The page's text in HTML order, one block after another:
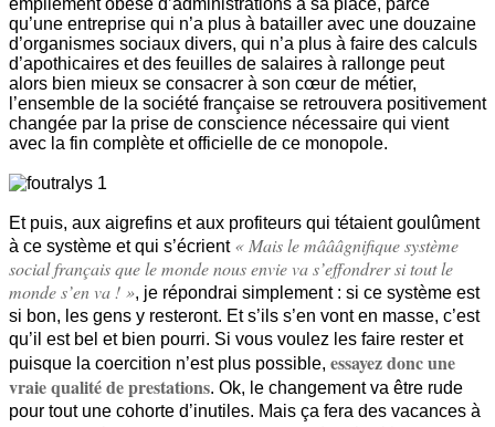
empilement obèse d’administrations à sa place, parce
qu’une entreprise qui n’a plus à batailler avec une douzaine
d’organismes sociaux divers, qui n’a plus à faire des calculs
d’apothicaires et des feuilles de salaires à rallonge peut
alors bien mieux se consacrer à son cœur de métier,
l’ensemble de la société française se retrouvera positivement
changée par la prise de conscience nécessaire qui vient
avec la fin complète et officielle de ce monopole.
Et puis, aux aigrefins et aux profiteurs qui tétaient goulûment
à ce système et qui s’écrient « Mais le mâââgnifique système
social français que le monde nous envie va s’effondrer si tout le
monde s’en va ! », je répondrai simplement : si ce système est
si bon, les gens y resteront. Et s’ils s’en vont en masse, c’est
qu’il est bel et bien pourri. Si vous voulez les faire rester et
puisque la coercition n’est plus possible, essayez donc une
vraie qualité de prestations. Ok, le changement va être rude
pour tout une cohorte d’inutiles. Mais ça fera des vacances à